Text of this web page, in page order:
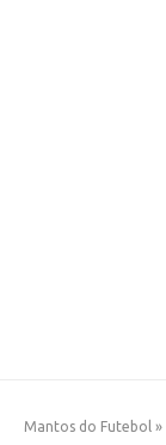
Mantos do Futebol »